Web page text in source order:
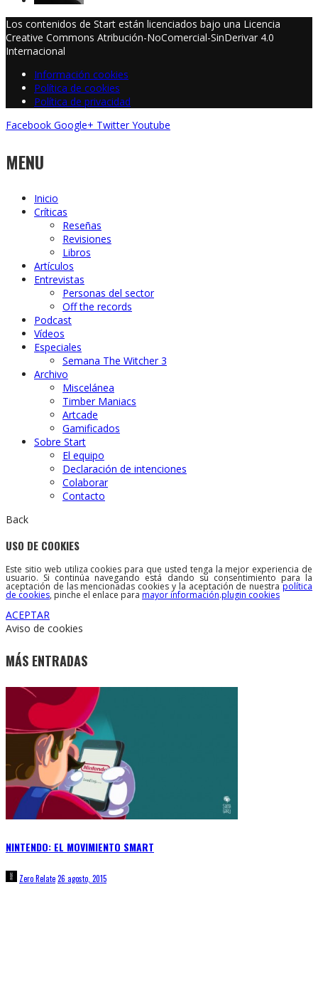
Los contenidos de Start están licenciados bajo una Licencia
Creative Commons Atribución-NoComercial-SinDerivar 4.0
Internacional
Información cookies
Política de cookies
Política de privacidad
Facebook Google+ Twitter Youtube
MENU
Inicio
Críticas
Reseñas
Revisiones
Libros
Artículos
Entrevistas
Personas del sector
Off the records
Podcast
Vídeos
Especiales
Semana The Witcher 3
Archivo
Miscelánea
Timber Maniacs
Artcade
Gamificados
Sobre Start
El equipo
Declaración de intenciones
Colaborar
Contacto
Back
USO DE COOKIES
Este sitio web utiliza cookies para que usted tenga la mejor experiencia de
usuario. Si continúa navegando está dando su consentimiento para la
aceptación de las mencionadas cookies y la aceptación de nuestrapolítica
de cookies, pinche el enlace para mayor información.plugin cookies
ACEPTAR
Aviso de cookies
MÁS ENTRADAS
NINTENDO: EL MOVIMIENTO SMART
Zero Relate26 agosto, 2015